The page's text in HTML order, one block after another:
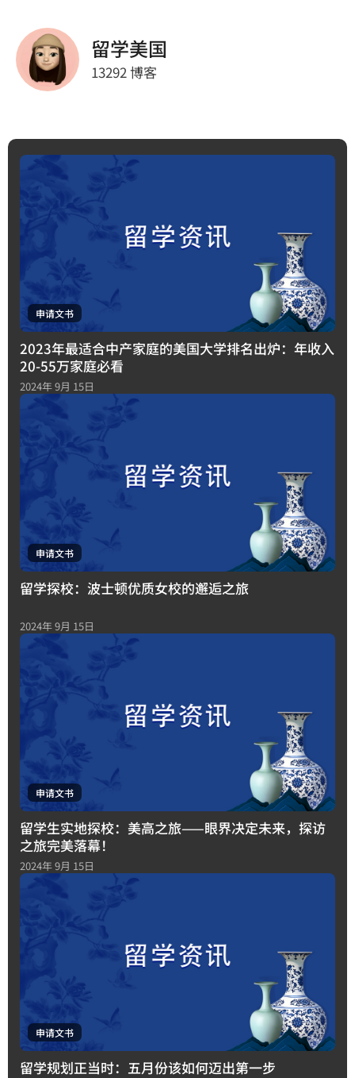
留学美国
13292 博客
申请文书
2023年最适合中产家庭的美国大学排名出炉：年收入
20-55万家庭必看
2024年 9月 15日
申请文书
留学探校：波士顿优质女校的邂逅之旅
2024年 9月 15日
申请文书
留学生实地探校：美高之旅——眼界决定未来，探访
之旅完美落幕！
2024年 9月 15日
申请文书
留学规划正当时：五月份该如何迈出第一步